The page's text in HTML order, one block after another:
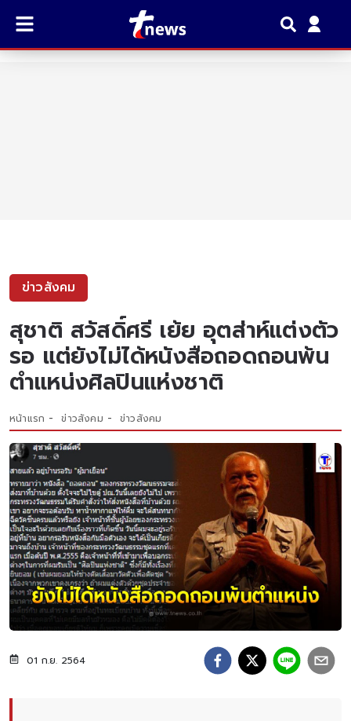
ข่าวสังคม
สุชาติ สวัสดิ์ศรี เย้ย อุตส่าห์แต่งตัว
รอ แต่ยังไม่ได้หนังสือถอดถอนพ้น
ตำแหน่งศิลปินแห่งชาติ
หน้าแรก ข่าวสังคม ข่าวสังคม
01 ก.ย. 2564